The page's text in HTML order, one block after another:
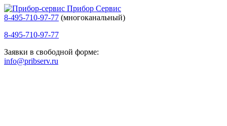
Прибор Сервис
8-495-710-97-77 (многоканальный)
8-495-710-97-77
Заявки в свободной форме:
info@pribserv.ru